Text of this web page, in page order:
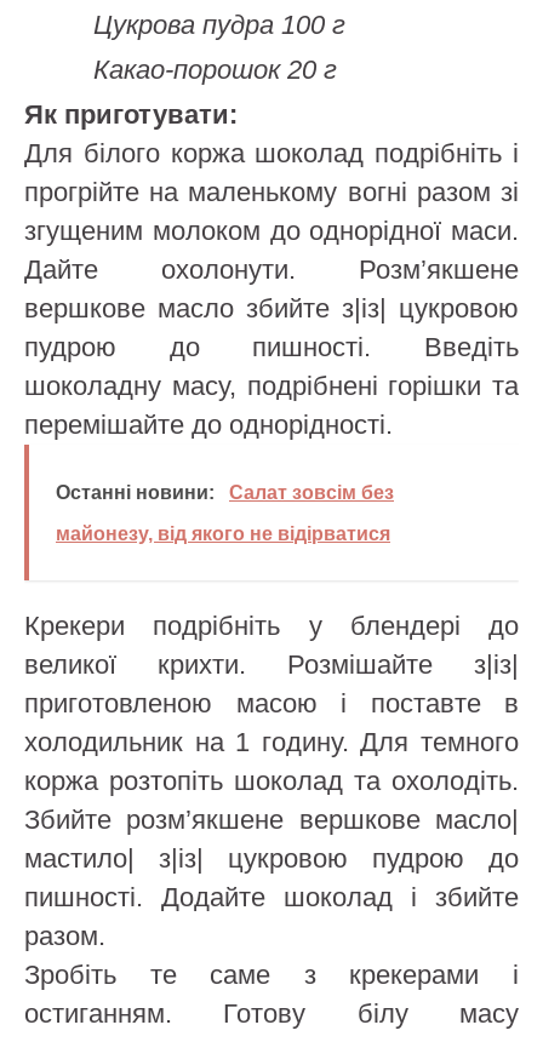
Цукрова пудра 100 г
Какао-порошок 20 г
Як приготувати:
Для білого коржа шоколад подрібніть і
прогрійте на маленькому вогні разом зі
згущеним молоком до однорідної маси.
Дайте охолонути. Розм’якшене
вершкове масло збийте з|із| цукровою
пудрою до пишності. Введіть
шоколадну масу, подрібнені горішки та
перемішайте до однорідності.
Останні новини:
Салат зовсім без
майонезу, від якого не відірватися
Крекери подрібніть у блендері до
великої крихти. Розмішайте з|із|
приготовленою масою і поставте в
холодильник на 1 годину. Для темного
коржа розтопіть шоколад та охолодіть.
Збийте розм’якшене вершкове масло|
мастило| з|із| цукровою пудрою до
пишності. Додайте шоколад і збийте
разом.
Зробіть те саме з крекерами і
остиганням. Готову білу масу